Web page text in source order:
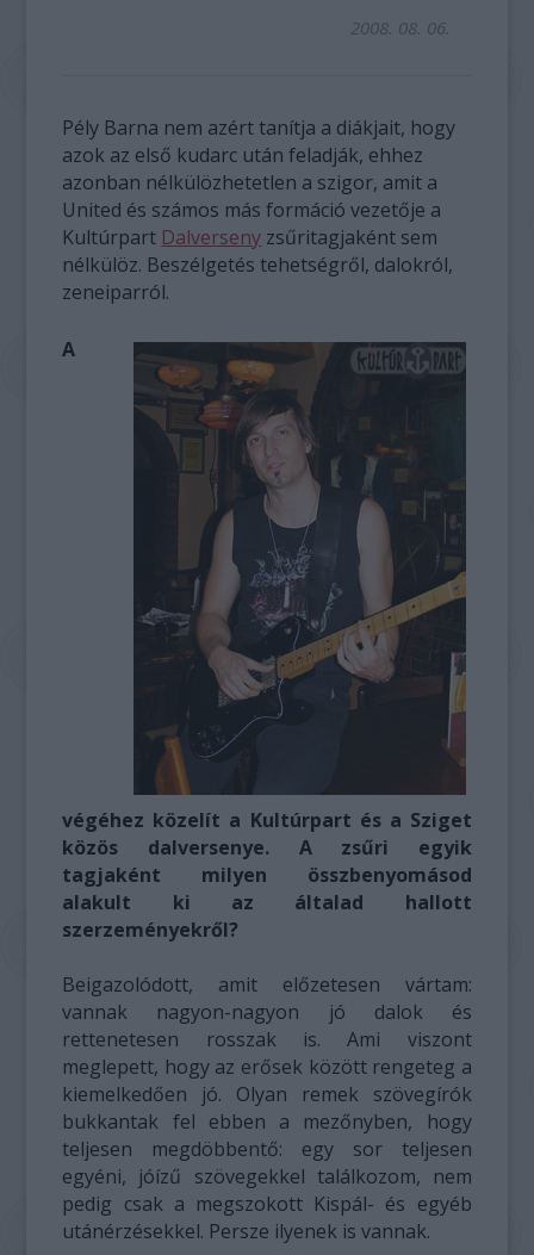
2008. 08. 06.
Pély Barna nem azért tanítja a diákjait, hogy
azok az első kudarc után feladják, ehhez
azonban nélkülözhetetlen a szigor, amit a
United és számos más formáció vezetője a
Kultúrpart Dalverseny zsűritagjaként sem
nélkülöz. Beszélgetés tehetségről, dalokról,
zeneiparról.
A
végéhez közelít a Kultúrpart és a Sziget
közös dalversenye. A zsűri egyik
tagjaként milyen összbenyomásod
alakult ki az általad hallott
szerzeményekről?
Beigazolódott, amit előzetesen vártam:
vannak nagyon-nagyon jó dalok és
rettenetesen rosszak is. Ami viszont
meglepett, hogy az erősek között rengeteg a
kiemelkedően jó. Olyan remek szövegírók
bukkantak fel ebben a mezőnyben, hogy
teljesen megdöbbentő: egy sor teljesen
egyéni, jóízű szövegekkel találkozom, nem
pedig csak a megszokott Kispál- és egyéb
utánérzésekkel. Persze ilyenek is vannak.